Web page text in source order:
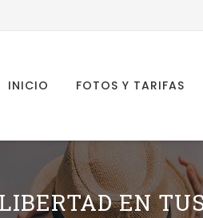
INICIO FOTOS Y TARIFAS
EN